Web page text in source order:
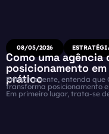
08/05/2026
Como uma
posicionamento
prático
Primeiramente, entenda que
transforma posicionamento
Em primeiro lugar, trata-se